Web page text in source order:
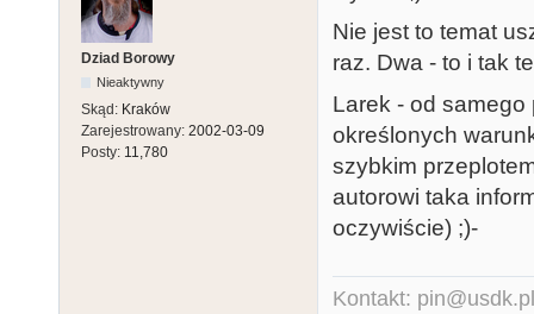
Dziad Borowy
Nieaktywny
Skąd: Kraków
Zarejestrowany: 2002-03-09
Posty: 11,780
Nie jest to temat
raz. Dwa - to i tak
Larek - od
określonych
szybkim
autorowi taka
oczywiście) ;)-
Kontakt: pin@usdk.pl